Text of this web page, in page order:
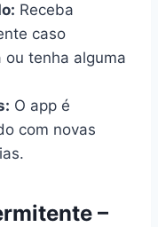
Receba
caso
ou tenha alguma
O app é
com novas
–